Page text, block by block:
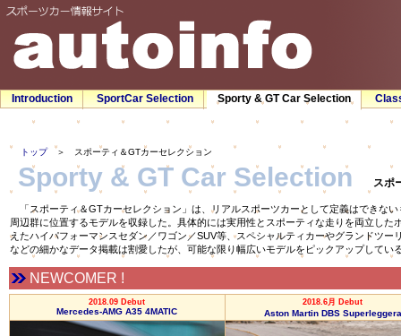
Introduction SportCar Selection Sporty & GT Car Selection
トップ＞ スポーティ＆GTカーセレクション
Sporty & GT Car Selection スポ
「スポーティ＆GTカーセレクション」は、リアルスポーツカーとして定義はできな
周辺群に位置するモデルを収録した。具体的には実用性とスポーティな走りを両立し
えたハイパフォーマンスセダン／ワゴン／SUV等、スペシャルティカーやグランドツ
などの細かなデータ掲載は割愛したが、可能な限り幅広いモデルをピックアップしてい
NEWCOMER !
2018.09 Debut
Mercedes-AMG A35 4MATIC
2018.6月 Debut
Aston Martin DBS Superleggera